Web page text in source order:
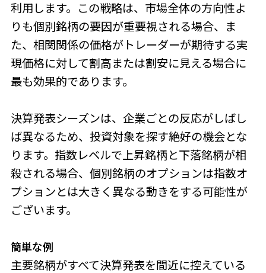
利用します。この戦略は、市場全体の方向性よ
りも個別銘柄の要因が重要視される場合、ま
た、相関関係の価格がトレーダーが期待する実
現価格に対して割高または割安に見える場合に
最も効果的であります。
決算発表シーズンは、企業ごとの反応がしばし
ば異なるため、投資対象を探す絶好の機会とな
ります。指数レベルで上昇銘柄と下落銘柄が相
殺される場合、個別銘柄のオプションは指数オ
プションとは大きく異なる動きをする可能性が
ございます。
簡単な例
主要銘柄がすべて決算発表を間近に控えている